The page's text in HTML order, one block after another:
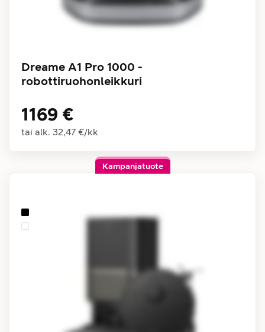
Dreame A1 Pro 1000 -
robottiruohonleikkuri
1169 €
tai alk. 32,47 €/kk
Kampanjatuote